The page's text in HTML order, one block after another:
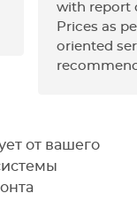
with report
Prices as
oriented
от вашего